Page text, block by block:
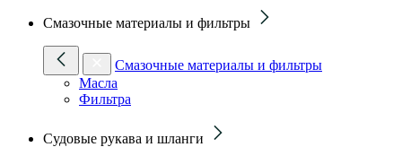
Смазочные материалы и фильтры
Смазочные материалы и фильтры
Масла
Фильтра
Судовые рукава и шланги